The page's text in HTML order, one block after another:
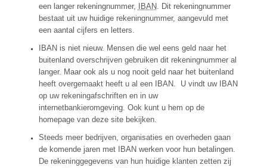
een langer rekeningnummer,
IBAN. Dit rekeningnummer
bestaat uit uw huidige rekeningnummer, aangevuld met
een aantal cijfers en letters.
IBAN is niet nieuw. Mensen die wel eens geld naar het
buitenland overschrijven gebruiken dit rekeningnummer al
langer. Maar ook als u nog nooit geld naar het buitenland
heeft overgemaakt heeft u al een IBAN. U vindt uw IBAN
op uw rekeningafschriften en in uw
internetbankieromgeving. Ook kunt u hem op de
homepage van deze site bekijken.
Steeds meer bedrijven, organisaties en overheden gaan
de komende jaren met IBAN werken voor hun betalingen.
De rekeninggegevens van hun huidige klanten zetten zij